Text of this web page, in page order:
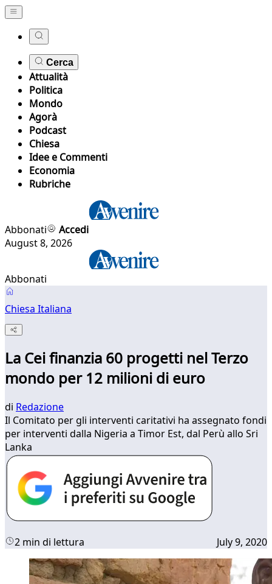
Cerca
Attualità
Politica
Mondo
Agorà
Podcast
Chiesa
Idee e Commenti
Economia
Rubriche
Abbonati
Accedi
August 8, 2026
Abbonati
Chiesa Italiana
La Cei finanzia 60 progetti nel Terzo
mondo per 12 milioni di euro
di Redazione
Il Comitato per gli interventi caritativi ha assegnato fondi
per interventi dalla Nigeria a Timor Est, dal Perù allo Sri
Lanka
2 min di lettura July 9, 2020